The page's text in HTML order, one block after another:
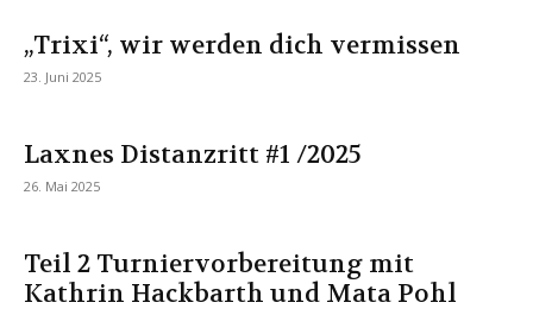
„Trixi“, wir werden dich vermissen
23. Juni 2025
Laxnes Distanzritt #1 /2025
26. Mai 2025
Teil 2 Turniervorbereitung mit
Kathrin Hackbarth und Mata Pohl